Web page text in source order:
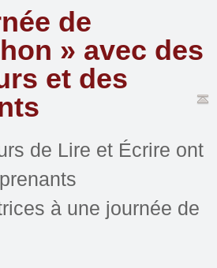
de
» avec des
et des
de Lire et Écrire ont
à une journée de